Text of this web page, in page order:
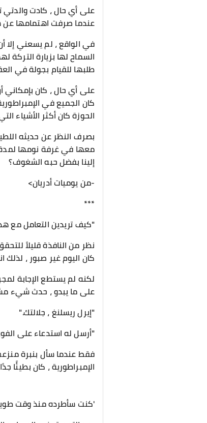
على أي حال ، كادت والدتي
عندما صرفت اهتمامها عن
في الواقع ، لم يسعني إلا
السماح لها بزيارة التركة
طلبها للقيام بجولة في
على أي حال ، كان بإمكاني
كان الجميع في
الحوزة كان أكثر الأشياء
بصرف النظر عن حديثه
معها في غرفة نومها لمدة
إلينا بفضل حبه الشغوف؟
-من يوميات أدريان>
***
"كيف تريدين التعامل مع
نظر من النافذة قليلاً
كان اليوم غير صبور ، لذلك
لكنه لم يستطع الإجابة
على ما يبدو ، حدث شيء
"إيرل ريسلنغ ، جلالتك."
"أرسل له استدعاء على
فقط عندما سأل بنبرة
الإمبراطورية ، كان بطيئًا
'كنت سأطرده منذ وقت